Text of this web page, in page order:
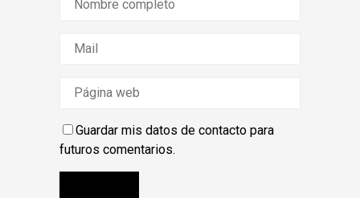
Guardar mis datos de contacto para
futuros comentarios.